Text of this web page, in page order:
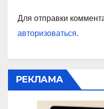
Для отправки
авторизоваться.
РЕКЛАМА